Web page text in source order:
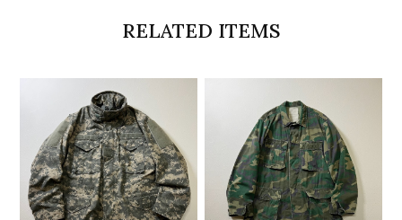
RELATED ITEMS